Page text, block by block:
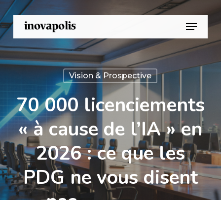
Skip
to
main
content
Menu
Vision & Prospective
70 000 licenciements
« à cause de l’IA » en
2026 : ce que les
PDG ne vous disent